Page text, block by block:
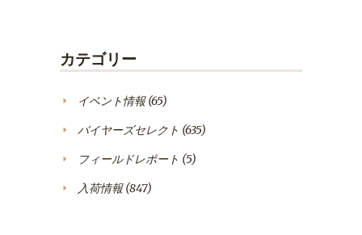
カテゴリー
イベント情報(65)
バイヤーズセレクト (635)
フィールドレポート (5)
入荷情報(847)